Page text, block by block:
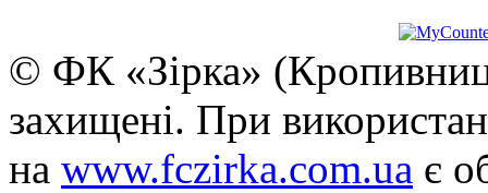
© ФК «Зірка»
захищені. При
на www.fczirka.com.ua є